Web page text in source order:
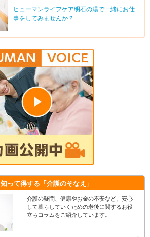
ヒューマンライフケア明石の湯で一緒にお仕
事をしてみませんか？
知って得する 「介護のそなえ」
介護の疑問、健康やお金の不安など、安心
して暮らしていくための老後に関するお役
立ちコラムをご紹介しています。